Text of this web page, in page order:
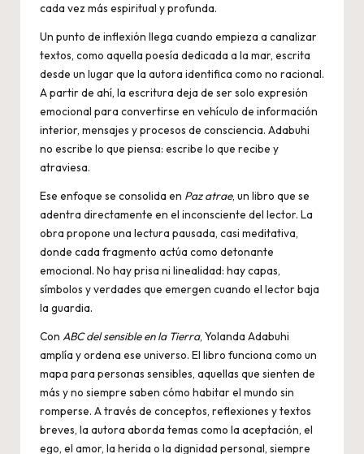
cada vez más espiritual y profunda.
Un punto de inflexión llega cuando empieza a canalizar
textos, como aquella poesía dedicada a la mar, escrita
desde un lugar que la autora identifica como no racional.
A partir de ahí, la escritura deja de ser solo expresión
emocional para convertirse en vehículo de información
interior, mensajes y procesos de consciencia. Adabuhi
no escribe lo que piensa: escribe lo que recibe y
atraviesa.
Ese enfoque se consolida en Paz atrae, un libro que se
adentra directamente en el inconsciente del lector. La
obra propone una lectura pausada, casi meditativa,
donde cada fragmento actúa como detonante
emocional. No hay prisa ni linealidad: hay capas,
símbolos y verdades que emergen cuando el lector baja
la guardia.
Con ABC del sensible en la Tierra, Yolanda Adabuhi
amplía y ordena ese universo. El libro funciona como un
mapa para personas sensibles, aquellas que sienten de
más y no siempre saben cómo habitar el mundo sin
romperse. A través de conceptos, reflexiones y textos
breves, la autora aborda temas como la aceptación, el
ego, el amor, la herida o la dignidad personal, siempre